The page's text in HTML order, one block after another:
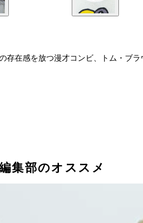
存在感を放つ漫才コンビ、トム・ブ
集部のオススメ